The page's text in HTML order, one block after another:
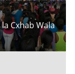
Cxhab Wala